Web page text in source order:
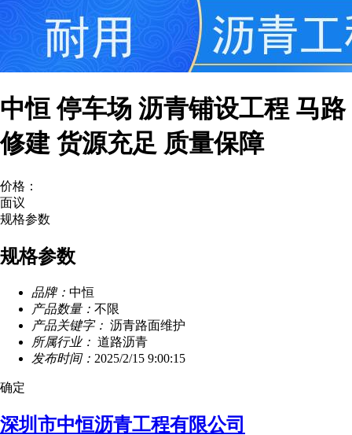
中恒 停车场 沥青铺设工程 马路
修建 货源充足 质量保障
价格：
面议
规格参数
规格参数
品牌： 中恒
产品数量： 不限
产品关键字： 沥青路面维护
所属行业： 道路沥青
发布时间： 2025/2/15 9:00:15
确定
深圳市中恒沥青工程有限公司